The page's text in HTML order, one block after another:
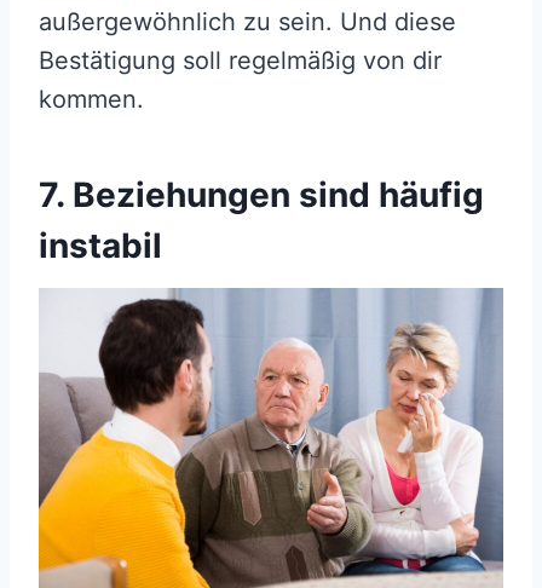
außergewöhnlich zu sein. Und diese
Bestätigung soll regelmäßig von dir
kommen.
7. Beziehungen sind häufig
instabil